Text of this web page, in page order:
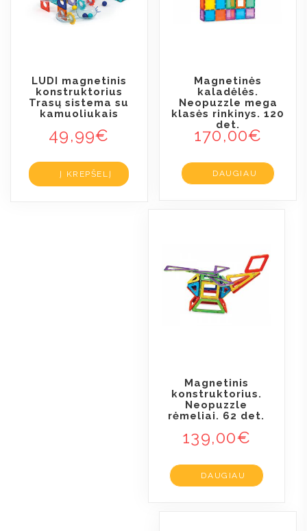
LUDI magnetinis
konstruktorius
Trasų sistema su
kamuoliukais
49,99€
Į KREPŠELĮ
Magnetinės
kaladėlės.
Neopuzzle mega
klasės rinkinys. 120
det.
170,00€
DAUGIAU
Magnetinis
konstruktorius.
Neopuzzle
rėmeliai. 62 det.
139,00€
DAUGIAU